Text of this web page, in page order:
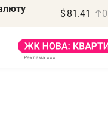
$ 81.41